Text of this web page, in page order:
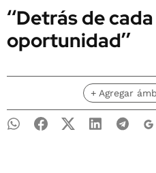
‘‘Detrás de
oportunidad’’
+ Agregar